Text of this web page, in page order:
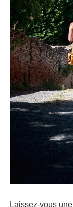
Laissez-vous